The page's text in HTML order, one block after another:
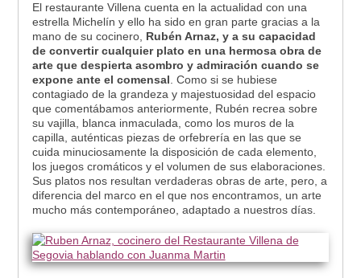
El restaurante Villena cuenta en la actualidad con una
estrella Michelín y ello ha sido en gran parte gracias a la
mano de su cocinero, Rubén Arnaz, y a su capacidad
de convertir cualquier plato en una hermosa obra de
arte que despierta asombro y admiración cuando se
expone ante el comensal . Como si se hubiese
contagiado de la grandeza y majestuosidad del espacio
que comentábamos anteriormente, Rubén recrea sobre
su vajilla, blanca inmaculada, como los muros de la
capilla, auténticas piezas de orfebrería en las que se
cuida minuciosamente la disposición de cada elemento,
los juegos cromáticos y el volumen de sus elaboraciones.
Sus platos nos resultan verdaderas obras de arte, pero, a
diferencia del marco en el que nos encontramos, un arte
mucho más contemporáneo, adaptado a nuestros días.